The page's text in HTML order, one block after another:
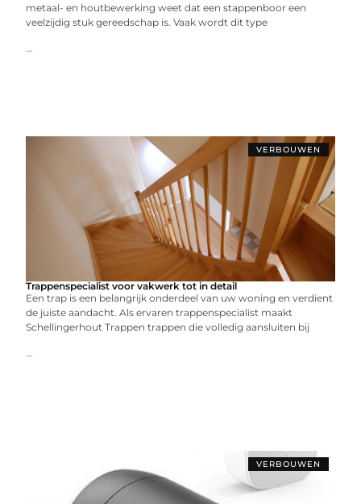
metaal- en houtbewerking weet dat een stappenboor een
veelzijdig stuk gereedschap is. Vaak wordt dit type
...
VERBOUWEN
Trappenspecialist voor vakwerk tot in detail
Een trap is een belangrijk onderdeel van uw woning en verdient
de juiste aandacht. Als ervaren trappenspecialist maakt
Schellingerhout Trappen trappen die volledig aansluiten bij
...
VERBOUWEN